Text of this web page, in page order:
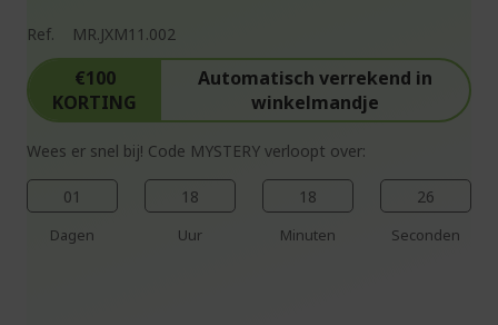
Ref. MR.JXM11.002
€100
KORTING
Automatisch verrekend in
winkelmandje
Wees er snel bij! Code MYSTERY verloopt over:
01
Dagen
18
Uur
18
Minuten
25
Seconden